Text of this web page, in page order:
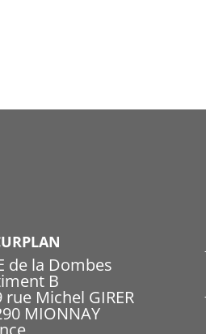
de la Dombes
B
rue Michel GIRER
MIONNAY